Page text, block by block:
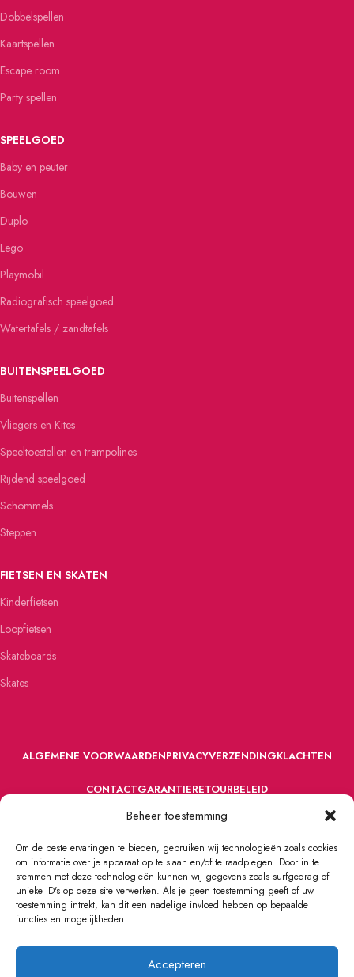
Beheer toestemming
Om de beste ervaringen te bieden, gebruiken wij technologieën zoals cookies
om informatie over je apparaat op te slaan en/of te raadplegen. Door in te
stemmen met deze technologieën kunnen wij gegevens zoals surfgedrag of
unieke ID's op deze site verwerken. Als je geen toestemming geeft of uw
toestemming intrekt, kan dit een nadelige invloed hebben op bepaalde
functies en mogelijkheden.
Accepteren
Dobbelspellen
Kaartspellen
Escape room
Party spellen
SPEELGOED
Baby en peuter
Bouwen
Duplo
Lego
Playmobil
Radiografisch speelgoed
Watertafels / zandtafels
BUITENSPEELGOED
Buitenspellen
Vliegers en Kites
Speeltoestellen en trampolines
Rijdend speelgoed
Schommels
Steppen
FIETSEN EN SKATEN
Kinderfietsen
Loopfietsen
Skateboards
Skates
ALGEMENE VOORWAARDENPRIVACYVERZENDINGKLACHTEN
CONTACTGARANTIERETOURBELEID
VOORDEFUN.NL 2022 Powered by Handelsonderneming MELS.